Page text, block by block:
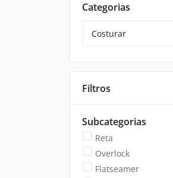
Categorias
Filtros
Subcategorias
Reta
Overlock
Flatseamer